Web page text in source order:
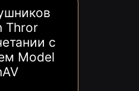
Thror
с
Model